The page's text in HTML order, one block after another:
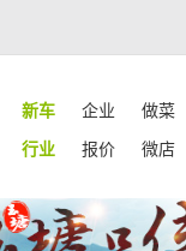
新车 企业 做菜
行业 报价 微店